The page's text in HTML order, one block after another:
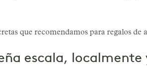
que recomendamos para regalos de
escala,